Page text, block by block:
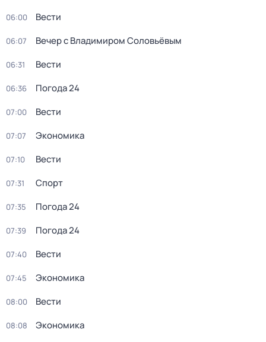
06:00 Вести
06:07 Вечер с Владимиром Соловьёвым
06:31 Вести
06:36 Погода 24
07:00 Вести
07:07 Экономика
07:10 Вести
07:31 Спорт
07:35 Погода 24
07:39 Погода 24
07:40 Вести
07:45 Экономика
08:00 Вести
08:08 Экономика